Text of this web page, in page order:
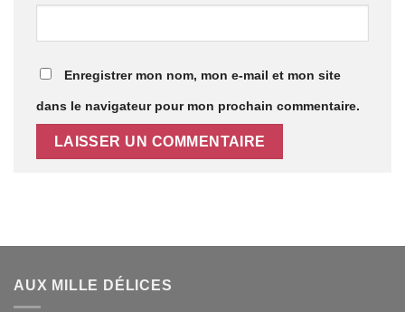
Enregistrer mon nom, mon e-mail et mon site
dans le navigateur pour mon prochain commentaire.
AUX MILLE DÉLICES